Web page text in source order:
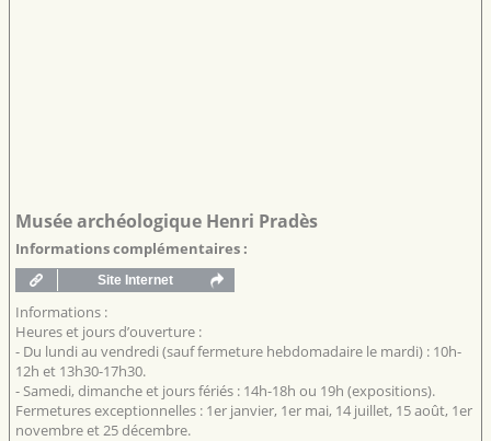
Musée archéologique Henri Pradès
Informations complémentaires :
Informations :
Heures et jours d’ouverture :
- Du lundi au vendredi (sauf fermeture hebdomadaire le mardi) : 10h-
12h et 13h30-17h30.
- Samedi, dimanche et jours fériés : 14h-18h ou 19h (expositions).
Fermetures exceptionnelles : 1er janvier, 1er mai, 14 juillet, 15 août, 1er
novembre et 25 décembre.